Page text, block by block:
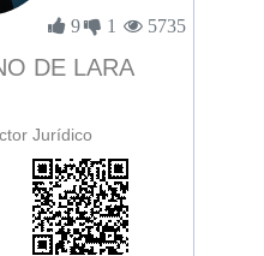
9 1 5735
DE LARA
Jurídico